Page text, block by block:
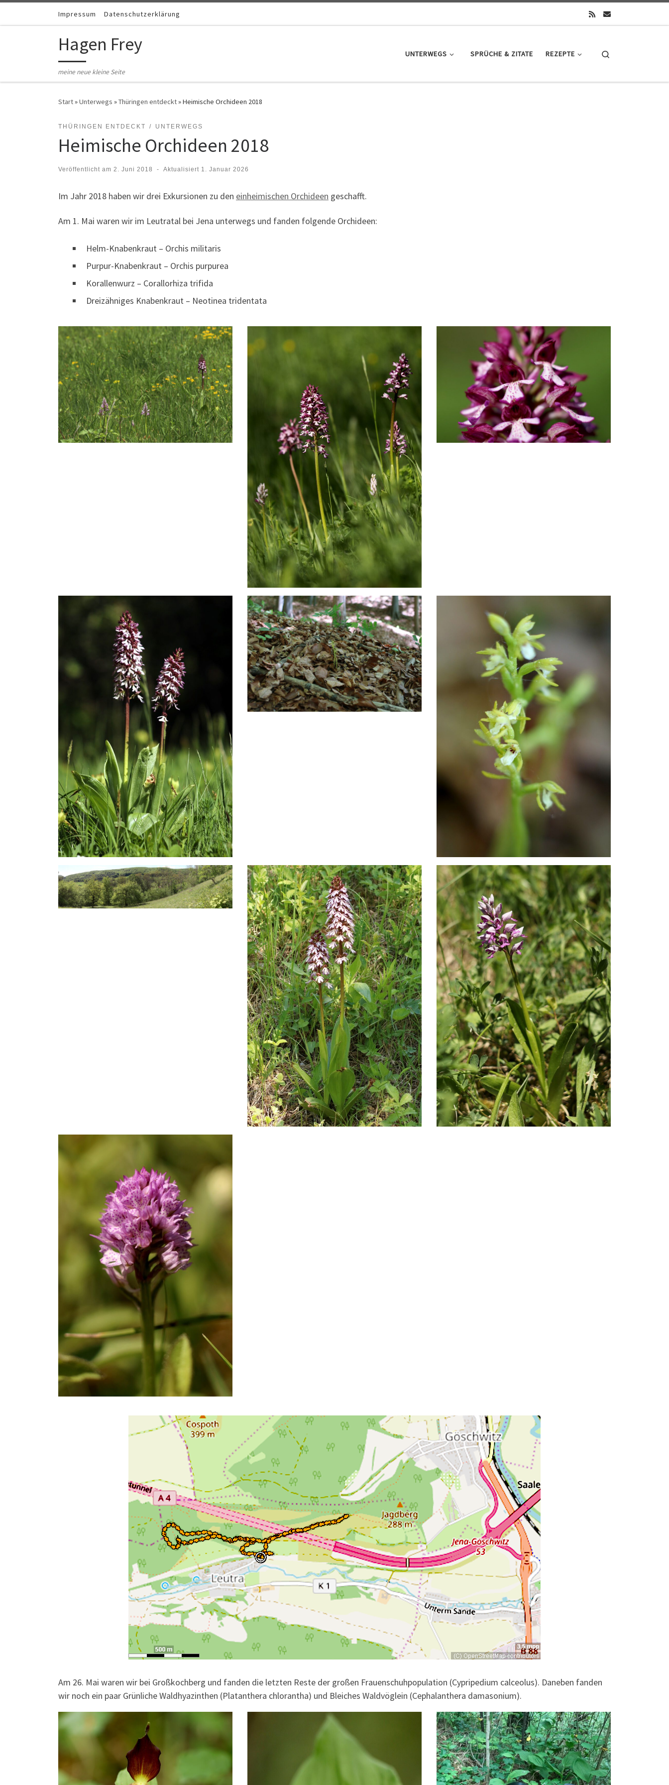
Zum Inhalt springenImpressum Datenschutzerklärung
Hagen Frey
meine neue kleine Seite
UNTERWEGS SPRÜCHE & ZITATE REZEPTE
Start»Unterwegs »Thüringen entdeckt»Heimische Orchideen 2018
THÜRINGEN ENTDECKT UNTERWEGS
Heimische Orchideen 2018
Veröffentlicht am 2. Juni 2018 - Aktualisiert 1. Januar 2026
Im Jahr 2018 haben wir drei Exkursionen zu den einheimischen Orchideen geschafft.
Am 1. Mai waren wir im Leutratal bei Jena unterwegs und fanden folgende Orchideen:
Helm-Knabenkraut – Orchis militaris
Purpur-Knabenkraut – Orchis purpurea
Korallenwurz – Corallorhiza trifida
Dreizähniges Knabenkraut – Neotinea tridentata
Am 26. Mai waren wir bei Großkochberg und fanden die letzten Reste der großen Frauenschuhpopulation (Cypripedium calceolus). Daneben fanden
wir noch ein paar Grünliche Waldhyazinthen (Platanthera chlorantha) und Bleiches Waldvöglein (Cephalanthera damasonium).